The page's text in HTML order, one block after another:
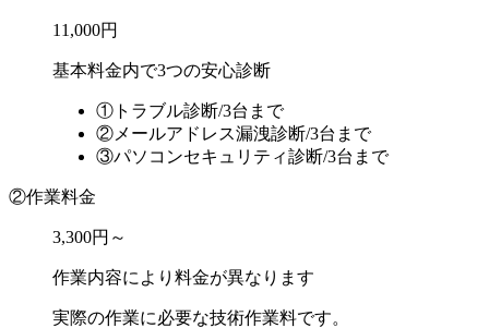
11,000円
基本料金内で3つの安心診断
①トラブル診断/3台まで
②メールアドレス漏洩診断/3台まで
③パソコンセキュリティ診断/3台まで
②作業料金
3,300円～
作業内容により料金が異なります
実際の作業に必要な技術作業料です。